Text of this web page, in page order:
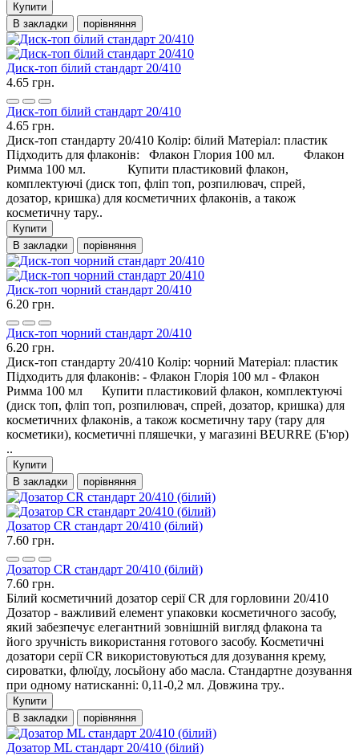
Купити
В закладки
порівняння
Диск-топ білий стандарт 20/410
4.65 грн.
Диск-топ білий стандарт 20/410
4.65 грн.
Диск-топ стандарту 20/410 Колір: білий Матеріал: пластик
Підходить для флаконів: Флакон Глория 100 мл. Флакон
Римма 100 мл. Купити пластиковий флакон,
комплектуючі (диск топ, фліп топ, розпилювач, спрей,
дозатор, кришка) для косметичних флаконів, а також
косметичну тару..
Купити
В закладки
порівняння
Диск-топ чорний стандарт 20/410
6.20 грн.
Диск-топ чорний стандарт 20/410
6.20 грн.
Диск-топ стандарту 20/410 Колір: чорний Матеріал: пластик
Підходить для флаконів: - Флакон Глорія 100 мл - Флакон
Римма 100 мл Купити пластиковий флакон, комплектуючі
(диск топ, фліп топ, розпилювач, спрей, дозатор, кришка) для
косметичних флаконів, а також косметичну тару (тару для
косметики), косметичні пляшечки, у магазині BEURRE (Б'юр)
..
Купити
В закладки
порівняння
Дозатор CR стандарт 20/410 (білий)
7.60 грн.
Дозатор CR стандарт 20/410 (білий)
7.60 грн.
Білий косметичний дозатор серії CR для горловини 20/410
Дозатор - важливий елемент упаковки косметичного засобу,
який забезпечує елегантний зовнішній вигляд флакона та
його зручність використання готового засобу. Косметичні
дозатори серії CR використовуються для дозування крему,
сироватки, флюїду, лосьйону або масла. Стандартне дозування
при одному натисканні: 0,11-0,2 мл. Довжина тру..
Купити
В закладки
порівняння
Дозатор ML стандарт 20/410 (білий)